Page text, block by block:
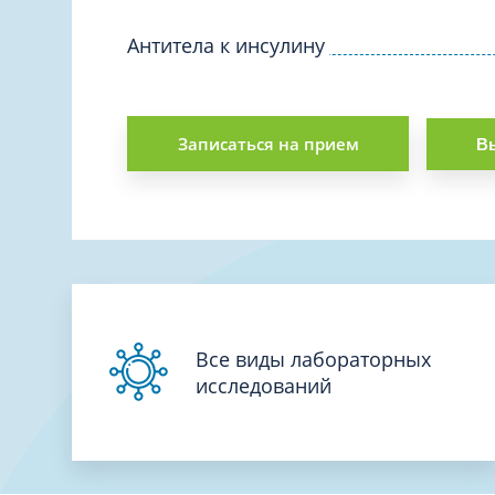
Венерология
Гематология
Кардиология
Клиническая психология
Антитела к инсулину
Записаться на прием
Все виды лабораторных
исследований